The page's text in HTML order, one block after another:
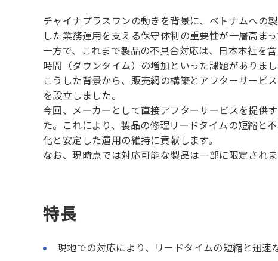
チャイナプラスワンの動きを背景に、ベトナムへの
した業務運用を支える保守体制の重要性が一層高まっ
一方で、これまで製品の不具合対応は、日本本社を
時間（ダウンタイム）の増加といった課題がありまし
こうした背景から、販売網の構築とアフターサービ
を設立しました。
今回、メーカーとして直接アフターサービスを提供
た。これにより、製品の修理リードタイムの短縮と
化と安定した運用の維持に貢献します。
なお、現時点では対応可能な製品は一部に限定され
特長
現地での対応により、リードタイムの短縮と迅速